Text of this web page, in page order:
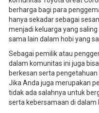
berharga bagi para
hanya sekadar sebagai
menjadi keluarga yang
sama lain dalam hobi yang
Sebagai pemilik atau
dalam komunitas ini juga
berkesan serta
Jika Anda juga merupakan
tidak ada salahnya untuk
serta kebersamaan di dalam